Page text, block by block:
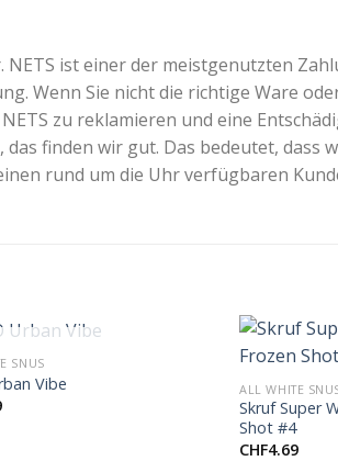
NETS ist einer der meistgenutzten
Wenn Sie nicht die richtige Ware
zu reklamieren und eine
finden wir gut. Das bedeutet, dass
rund um die Uhr verfügbaren
OUT OF STOCK
SNUS
Vibe
ALL WHITE
Skruf Super
Shot #4
CHF4.69